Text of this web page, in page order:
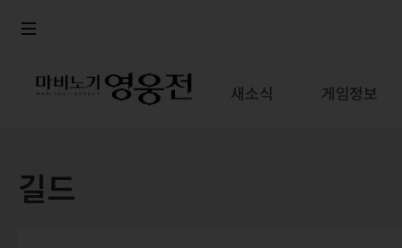
새소식 게임정보
길드